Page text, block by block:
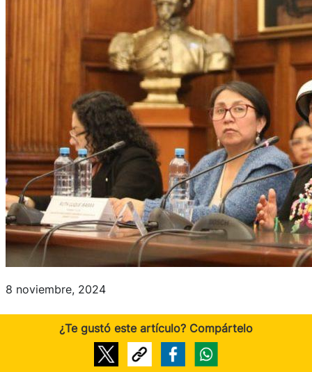
8 noviembre, 2024
¿Te gustó este artículo? Compártelo